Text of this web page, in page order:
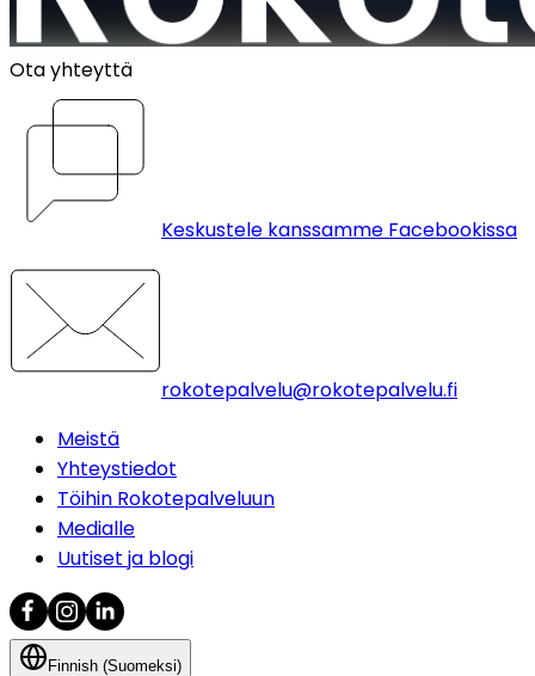
Ota yhteyttä
Keskustele kanssamme Facebookissa
rokotepalvelu@rokotepalvelu.fi
Meistä
Yhteystiedot
Töihin Rokotepalveluun
Medialle
Uutiset ja blogi
Finnish (Suomeksi)